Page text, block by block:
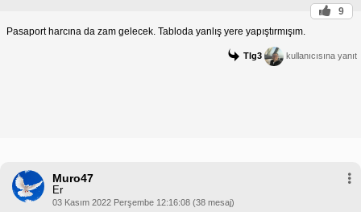
9
Pasaport harcına da zam gelecek. Tabloda yanlış yere yapıştırmışım.
Tlg3 kullanıcısına yanıt
Muro47
Er
03 Kasım 2022 Perşembe 12:16:08 (38 mesaj)